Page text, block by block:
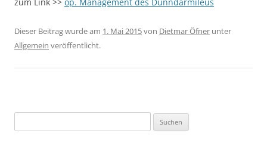
Dieser Beitrag wurde am 1. Mai 2015von Dietmar Öfner unter
Allgemein veröffentlicht.
nach: